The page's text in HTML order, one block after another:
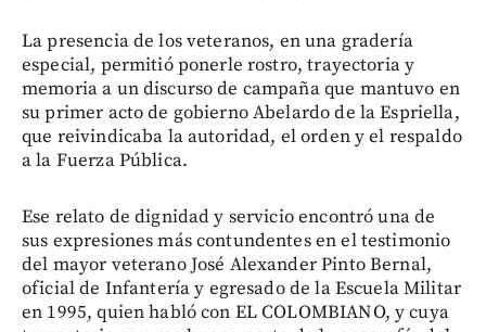
La presencia de los veteranos, en una gradería
especial, permitió ponerle rostro, trayectoria y
memoria a un discurso de campaña que mantuvo en
su primer acto de gobierno Abelardo de la Espriella,
que reivindicaba la autoridad, el orden y el respaldo
a la Fuerza Pública.
Ese relato de dignidad y servicio encontró una de
sus expresiones más contundentes en el testimonio
del mayor veterano José Alexander Pinto Bernal,
oficial de Infantería y egresado de la Escuela Militar
en 1995, quien habló con EL COLOMBIANO, y cuya